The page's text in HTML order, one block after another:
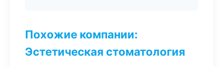
Похожие компании:
Эстетическая стоматология